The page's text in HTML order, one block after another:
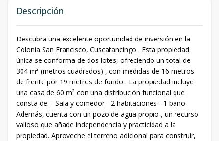
Descripción
Descubra una excelente oportunidad de inversión en la
Colonia San Francisco, Cuscatancingo . Esta propiedad
única se conforma de dos lotes, ofreciendo un total de
304 m² (metros cuadrados) , con medidas de 16 metros
de frente por 19 metros de fondo . La propiedad incluye
una casa de 60 m² con una distribución funcional que
consta de: - Sala y comedor - 2 habitaciones - 1 baño
Además, cuenta con un pozo de agua propio , un recurso
valioso que añade independencia y practicidad a la
propiedad. Aproveche el terreno adicional para construir,